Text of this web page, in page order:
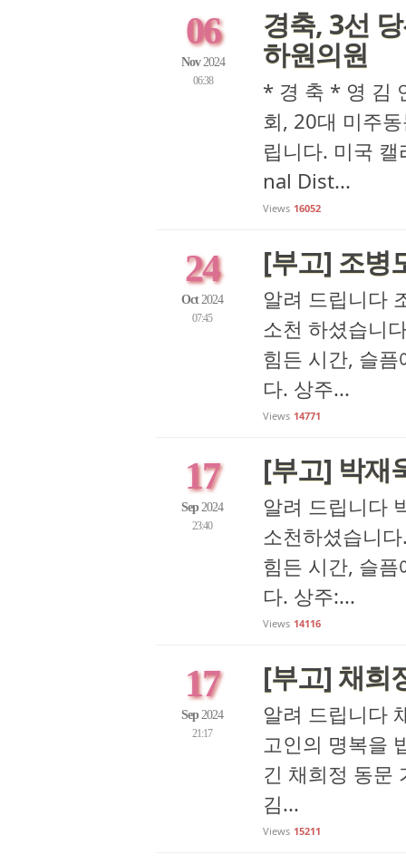
06
Nov 2024
06:38
경축, 3선
하원의원
* 경 축 * 영 김
회, 20대 미주
립니다. 미국
nal Dist...
Views 16052
24
Oct 2024
07:45
[부고] 조병
알려 드립니다
소천 하셨습니
힘든 시간, 슬
다. 상주...
Views 14771
17
Sep 2024
23:40
[부고] 박재
알려 드립니다
소천하셨습니
힘든 시간, 슬
다. 상주:...
Views 14116
17
Sep 2024
21:17
[부고] 채희
알려 드립니다
고인의 명복을
긴 채희정 동문
김...
Views 15211